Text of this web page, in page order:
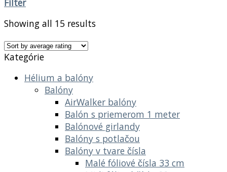
Showing all 15 results
Kategórie
Hélium a balóny
Balóny
AirWalker balóny
Balón s priemerom 1 meter
Balónové girlandy
Balóny s potlačou
Balóny v tvare čísla
Malé fóliové čísla 33 cm